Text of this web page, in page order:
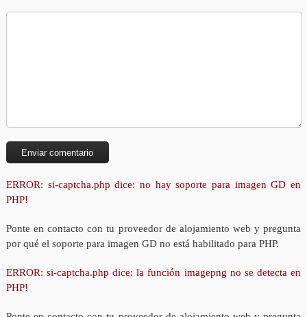
ERROR: si-captcha.php dice: no hay soporte para imagen GD en
PHP!
Ponte en contacto con tu proveedor de alojamiento web y pregunta
por qué el soporte para imagen GD no está habilitado para PHP.
ERROR: si-captcha.php dice: la función imagepng no se detecta en
PHP!